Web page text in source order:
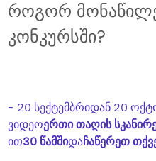
როგორ
კონკურსში?
- 20 სექტემბრიდან 20
ვიდეოერთი თაღის
ით30 წამშიდაჩაწერეთ